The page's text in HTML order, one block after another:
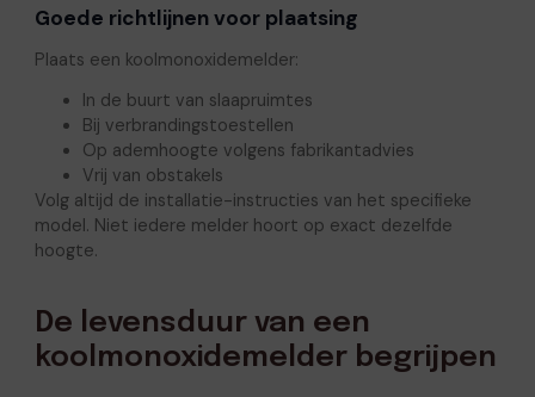
Goede richtlijnen voor plaatsing
Plaats een koolmonoxidemelder:
In de buurt van slaapruimtes
Bij verbrandingstoestellen
Op ademhoogte volgens fabrikantadvies
Vrij van obstakels
Volg altijd de installatie-instructies van het specifieke
model. Niet iedere melder hoort op exact dezelfde
hoogte.
De levensduur van een
koolmonoxidemelder begrijpen